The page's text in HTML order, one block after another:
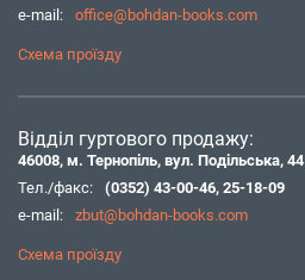
e-mail:
office@bohdan-books.com
Схема проїзду
Відділ гуртового продажу:
46008, м. Тернопіль, вул. Подільська, 44
Тел./факс:
(0352) 43-00-46, 25-18-09
e-mail:
zbut@bohdan-books.com
Схема проїзду